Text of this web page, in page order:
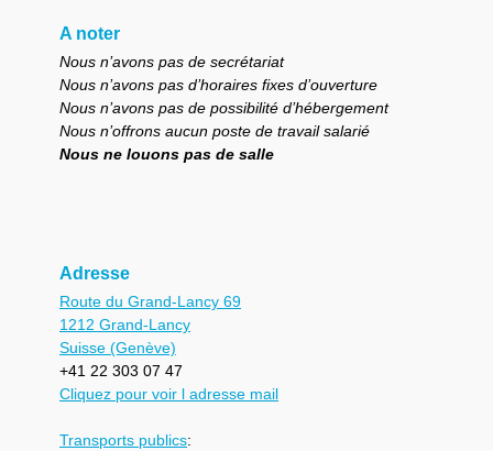
A noter
Nous n’avons pas de secrétariat
Nous n’avons pas d’horaires fixes d’ouverture
Nous n’avons pas de possibilité d’hébergement
Nous n’offrons aucun poste de travail salarié
Nous ne louons pas de salle
Adresse
Route du Grand-Lancy 69
1212 Grand-Lancy
Suisse (Genève)
+41 22 303 07 47
Cliquez pour voir l adresse mail
Transports publics: